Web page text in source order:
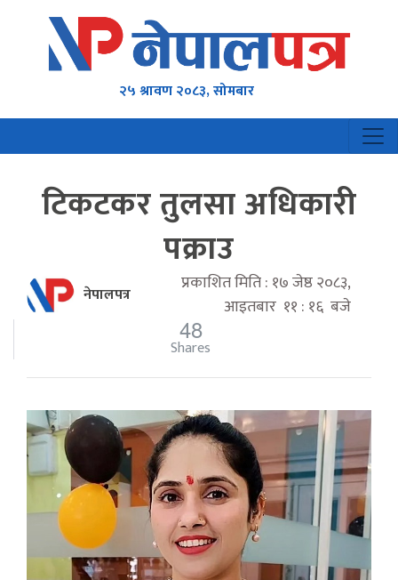
२५ श्रावण २०८३, सोमबार
टिकटकर तुलसा अधिकारी
पक्राउ
नेपालपत्र
प्रकाशित मिति : १७ जेष्ठ २०८३,
आइतबार ११ : १६ बजे
48
Shares